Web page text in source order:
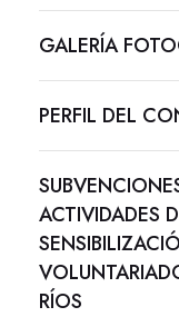
GALERÍA
PERFIL DEL
ACTIVIDADES
RÍOS